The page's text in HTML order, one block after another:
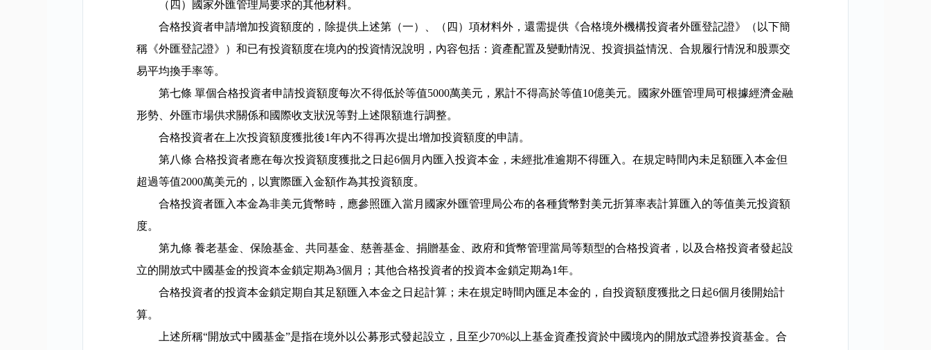
（四）國家外匯管理局要求的其他材料。
合格投資者申請增加投資額度的，除提供上述第（一）、（四）項材料外，還需提供《合格境外機構投資者外匯登記證》（以下簡
稱《外匯登記證》）和已有投資額度在境內的投資情況說明，內容包括：資產配置及變動情況、投資損益情況、合規履行情況和股票交
易平均換手率等。
第七條 單個合格投資者申請投資額度每次不得低於等值5000萬美元，累計不得高於等值10億美元。國家外匯管理局可根據經濟金融
形勢、外匯市場供求關係和國際收支狀況等對上述限額進行調整。
合格投資者在上次投資額度獲批後1年內不得再次提出增加投資額度的申請。
第八條 合格投資者應在每次投資額度獲批之日起6個月內匯入投資本金，未經批准逾期不得匯入。在規定時間內未足額匯入本金但
超過等值2000萬美元的，以實際匯入金額作為其投資額度。
合格投資者匯入本金為非美元貨幣時，應參照匯入當月國家外匯管理局公布的各種貨幣對美元折算率表計算匯入的等值美元投資額
度。
第九條 養老基金、保險基金、共同基金、慈善基金、捐贈基金、政府和貨幣管理當局等類型的合格投資者，以及合格投資者發起設
立的開放式中國基金的投資本金鎖定期為3個月；其他合格投資者的投資本金鎖定期為1年。
合格投資者的投資本金鎖定期自其足額匯入本金之日起計算；未在規定時間內匯足本金的，自投資額度獲批之日起6個月後開始計
算。
上述所稱“開放式中國基金”是指在境外以公募形式發起設立，且至少70%以上基金資產投資於中國境內的開放式證券投資基金。合